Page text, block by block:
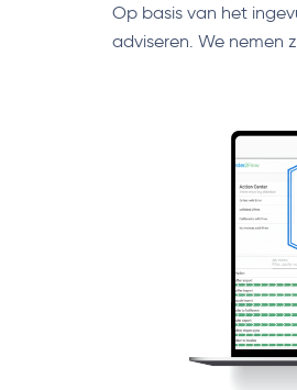
Op basis van het
adviseren. We nemen